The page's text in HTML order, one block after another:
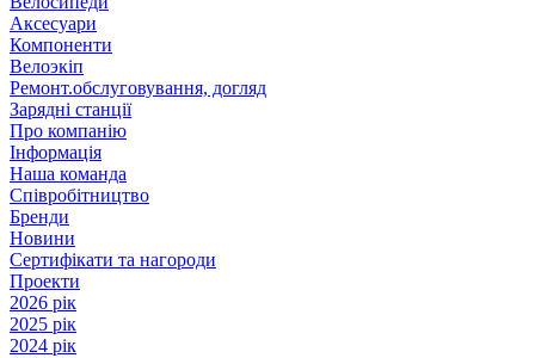
Аксесуари
Компоненти
Велоэкіп
Ремонт.обслуговування, догляд
Зарядні станції
Про компанію
Інформація
Наша команда
Співробітництво
Бренди
Новини
Сертифікати та нагороди
Проекти
2026 рік
2025 рік
2024 рік